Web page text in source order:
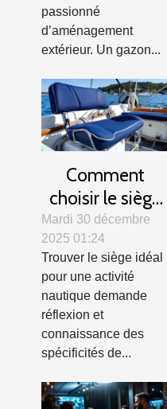
passionné
d’aménagement
extérieur. Un gazon...
Comment
choisir le siège
idéal pour votre
activité
nautique ?
Mardi 30 décembre
2025 01:24
Trouver le siège idéal
pour une activité
nautique demande
réflexion et
connaissance des
spécificités de...